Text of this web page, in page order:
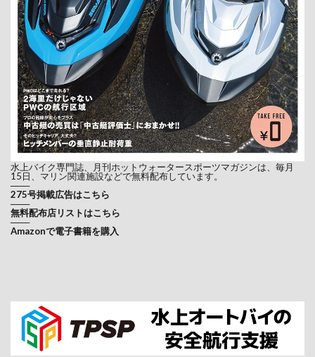
目黒川航行マナー向上委員会
石ノ森漫画館
石ノ森萬画館
石垣島
砂盃 肇
磐梯マリーン
神戸市
第三管区海上保安本部
締結式
耐久レース 航行ルール
航行区域
航行規制
船検
艇庫
茨城ボートフェア
西伊豆
西浦シーサイド
西浦シーサイド店
親子
試乗インプレ
試乗会
警視庁災害警備総合訓練
豊洲アクアスロンフェスティバル
買ってみた使ってみた
軽石
近畿ジェットスポーツ連盟
長崎
関西ジェットカーニバル
関西フローティングボートショー
関西フローティングボートショー2022
水上バイク専門誌、月刊ホットウォータースポーツマガジンは、毎月
15日、マリン関連施設などで無料配布しています。
───
275号掲載広告はこちら
───
無料配布店リストはこちら
───
Amazonで電子書籍を購入